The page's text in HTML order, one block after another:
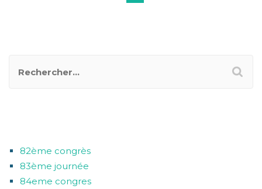
82ème congrès
83ème journée
84eme congres